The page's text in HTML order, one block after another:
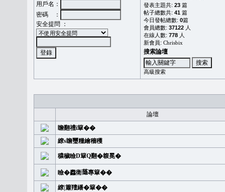
用戶名：
密碼 ：
安全提問 ：
發表主題共: 23 篇
帖子總數共: 41 篇
今日發帖總數: 0篇
會員總數: 37122 人
在線人數: 778 人
新會員: Chrisbix
搜索論壇
高級搜索
論壇
瞻翻禮i簞��
繚s瞻璽糧繪穡穫
穠穢瞼D簞Q翻�䪖冕�
瞼�䆐衛𦻕專簞��
繚|簫羶繙�簞��